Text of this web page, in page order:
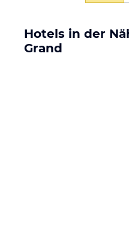
Hotels in der
Grand